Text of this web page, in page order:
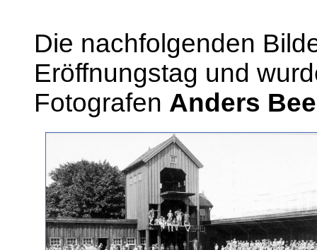
Die nachfolgenden
Eröffnungstag und
Fotografen Anders